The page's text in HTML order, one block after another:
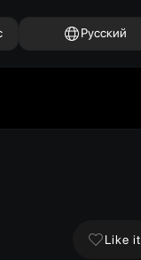
Русский
Like it